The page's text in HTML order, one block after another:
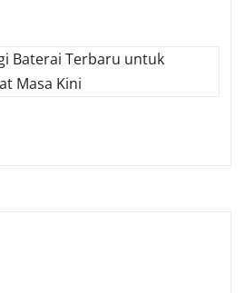
Baterai Terbaru untuk
Masa Kini